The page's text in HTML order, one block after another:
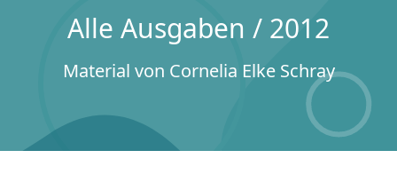
Alle Ausgaben / 2012
Material von Cornelia Elke Schray